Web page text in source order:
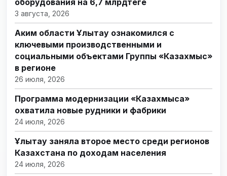
оборудования на 6,7 млрдтеңге
3 августа, 2026
Аким области Ұлытау ознакомился с
ключевыми производственными и
социальными объектами Группы «Казахмыс»
в регионе
26 июля, 2026
Программа модернизации «Казахмыса»
охватила новые рудники и фабрики
24 июля, 2026
Ұлытау заняла второе место среди регионов
Казахстана по доходам населения
24 июля, 2026